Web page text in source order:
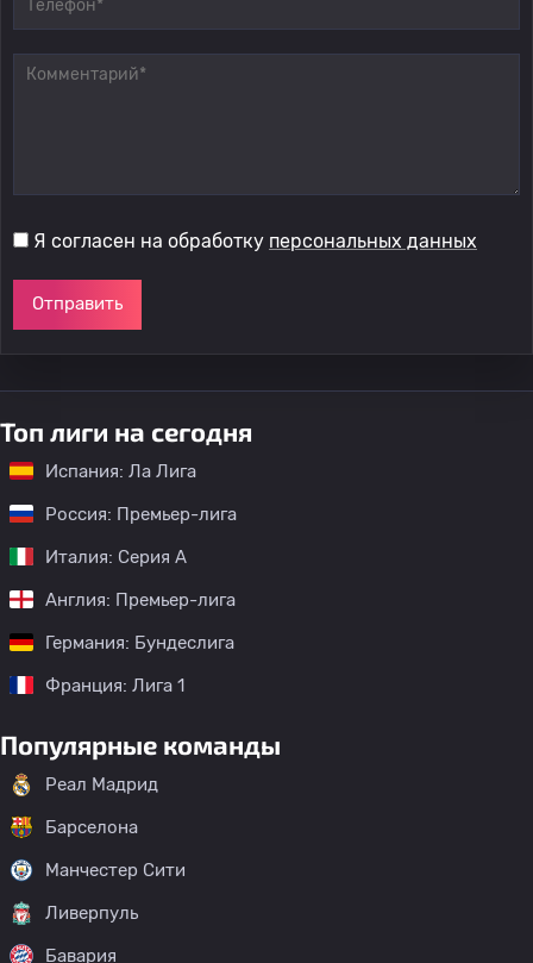
Я согласен на обработку персональных данных
Отправить
Топ лиги на сегодня
Испания: Ла Лига
Россия: Премьер-лига
Италия: Серия А
Англия: Премьер-лига
Германия: Бундеслига
Франция: Лига 1
Популярные команды
Реал Мадрид
Барселона
Манчестер Сити
Ливерпуль
Бавария